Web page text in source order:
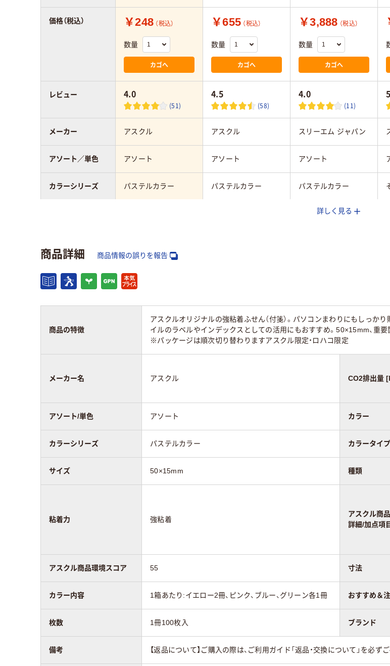
￥248 （税込）
数量
カゴへ
￥655 （税込）
数量
カゴへ
￥3,888 （税込）
数量
カゴへ
4.0
(51)
4.5
(58)
4.0
(11)
アスクル アスクル スリーエム ジャパン
アソート アソート アソート
パステルカラー パステルカラー パステルカラー
マルチカラー／多色
通常粘着 通常粘着
価格（税込）
レビュー
メーカー
アソート／単色
カラーシリーズ
カラータイプ
スコア
詳しく見る
商品詳細 商品情報の誤りを報告
商品の特徴
アスクルオリジナルの強粘着ふせん（付箋）。パソコンまわりにもしっか
イルのラベルやインデックスとしての活用にもおすすめ。50×15mm、重
※パッケージは順次切り替わりますアスクル限定・ロハコ限定
メーカー名 アスクル CO2排出量
アソート/単色 アソート カラー
カラーシリーズ パステルカラー カラータイプ
サイズ 50×15mm 種類
粘着力 強粘着
アスクル商
詳細/加点項
アスクル商品環境スコア 55 寸法
カラー内容 1箱あたり:イエロー2冊、ピンク、ブルー、グリーン各1冊 おすすめ＆
枚数 1冊100枚入 ブランド
備考 【返品について】ご購入の際は、ご利用ガイド「返品・交換について」を必ず